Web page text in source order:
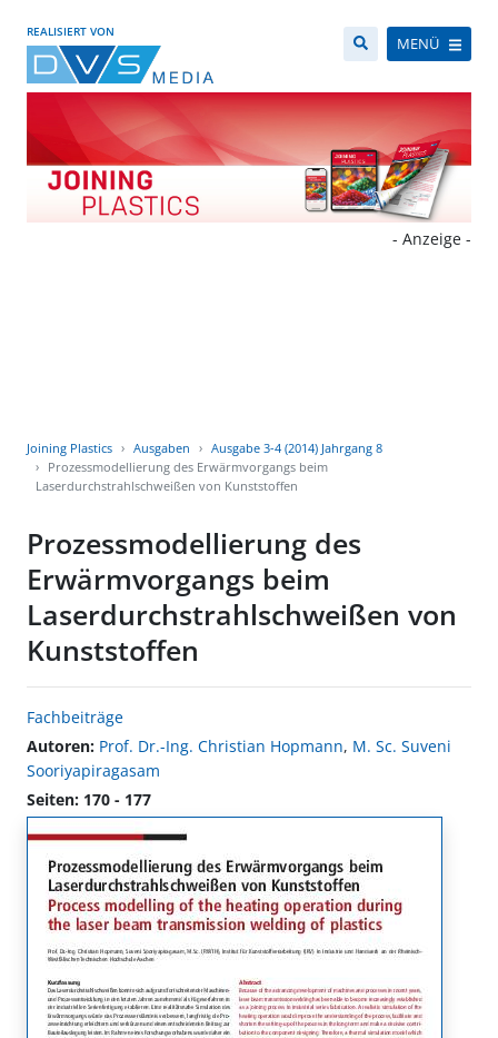
REALISIERT VON
MENÜ
- Anzeige -
Joining Plastics Ausgaben
Ausgabe 3-4 (2014) Jahrgang 8
Prozessmodellierung des Erwärmvorgangs beim
Laserdurchstrahlschweißen von Kunststoffen
Prozessmodellierung des
Erwärmvorgangs beim
Laserdurchstrahlschweißen von
Kunststoffen
Fachbeiträge
Autoren: Prof. Dr.-Ing. Christian Hopmann, M. Sc. Suveni
Sooriyapiragasam
Seiten: 170 - 177